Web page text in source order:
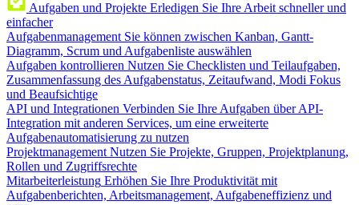
Aufgaben und Projekte Erledigen Sie Ihre Arbeit schneller und
einfacher
Aufgabenmanagement Sie können zwischen Kanban, Gantt-
Diagramm, Scrum und Aufgabenliste auswählen
Aufgaben kontrollieren Nutzen Sie Checklisten und Teilaufgaben,
Zusammenfassung des Aufgabenstatus, Zeitaufwand, Modi Fokus
und Beaufsichtige
API und Integrationen Verbinden Sie Ihre Aufgaben über API-
Integration mit anderen Services, um eine erweiterte
Aufgabenautomatisierung zu nutzen
Projektmanagement Nutzen Sie Projekte, Gruppen, Projektplanung,
Rollen und Zugriffsrechte
Mitarbeiterleistung Erhöhen Sie Ihre Produktivität mit
Aufgabenberichten, Arbeitsmanagement, Aufgabeneffizienz und